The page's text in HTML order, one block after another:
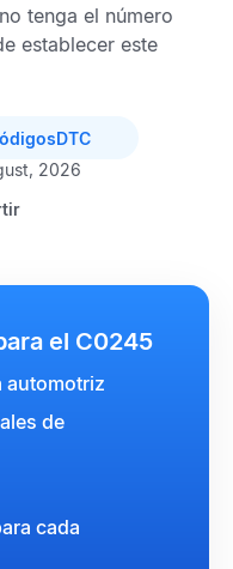
tenga el número
establecer este
2026
el C0245
automotriz
de
cada